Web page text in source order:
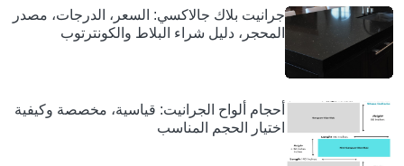
جرانيت بلاك جالاكسي: السعر، الدرجات، مصدر
المحجر، دليل شراء البلاط والكونترتوب
أحجام ألواح الجرانيت: قياسية، مخصصة وكيفية
اختيار الحجم المناسب